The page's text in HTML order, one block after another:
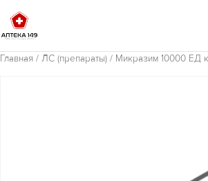
Главная / ЛС (препараты) / Микразим 10000 ЕД